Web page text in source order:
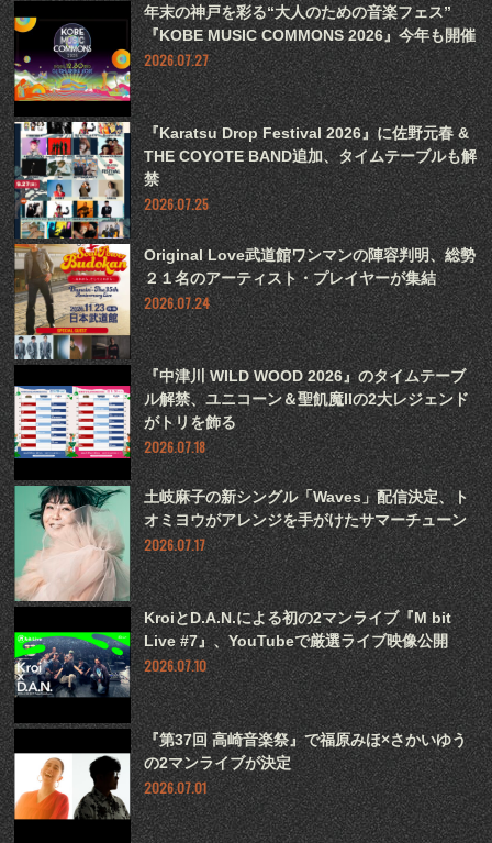
年末の神戸を彩る“大人のための音楽フェス”
『KOBE MUSIC COMMONS 2026』今年も開催
2026.07.27
『Karatsu Drop Festival 2026』に佐野元春 &
THE COYOTE BAND追加、タイムテーブルも解
禁
2026.07.25
Original Love武道館ワンマンの陣容判明、総勢
２１名のアーティスト・プレイヤーが集結
2026.07.24
『中津川 WILD WOOD 2026』のタイムテーブ
ル解禁、ユニコーン＆聖飢魔IIの2大レジェンド
がトリを飾る
2026.07.18
土岐麻子の新シングル「Waves」配信決定、ト
オミヨウがアレンジを手がけたサマーチューン
2026.07.17
KroiとD.A.N.による初の2マンライブ『M bit
Live #7』、YouTubeで厳選ライブ映像公開
2026.07.10
『第37回 高崎音楽祭』で福原みほ×さかいゆう
の2マンライブが決定
2026.07.01